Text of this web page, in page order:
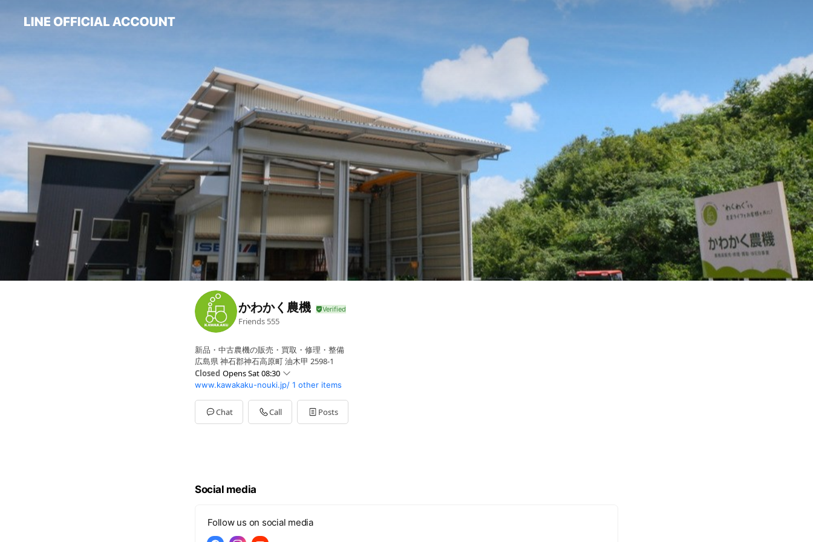
かわかく農機
Friends 555
新品・中古農機の販売・買取・修理・整備
広島県 神石郡神石高原町 油木甲 2598-1
Closed Opens Sat 08:30
Sun08:30 - 17:30
Mon08:30 - 17:30
Tue08:30 - 17:30
WedClosed
www.kawakaku-nouki.jp/ 1 other items
Chat Call Posts
Social media
Follow us on social media